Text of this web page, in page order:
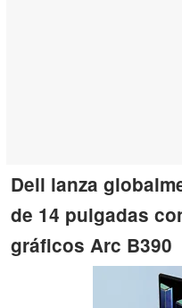
Dell lanza
de 14 pulgadas
gráficos Arc B390